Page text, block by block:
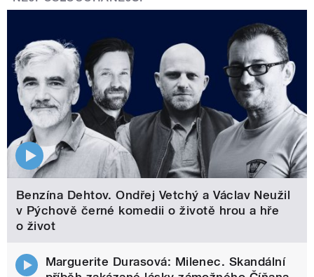
Benzína Dehtov. Ondřej Vetchý a Václav Neužil
v Pýchově černé komedii o životě hrou a hře
o život
Marguerite Durasová: Milenec. Skandální